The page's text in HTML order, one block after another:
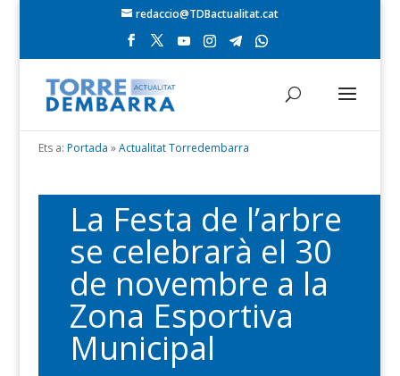
redaccio@TDBactualitat.cat
Ets a: Portada »Actualitat Torredembarra
La Festa de l’arbre
se celebrarà el 30
de novembre a la
Zona Esportiva
Municipal